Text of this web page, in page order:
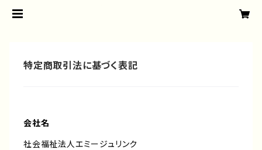
特定商取引法に基づく表記
会社名
社会福祉法人エミージュリンク